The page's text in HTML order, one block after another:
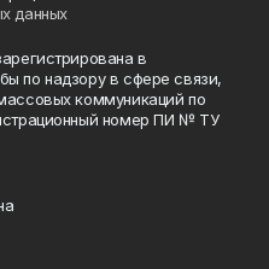
данных
в
по надзору в сфере связи,
коммуникаций по
номер ПИ № ТУ